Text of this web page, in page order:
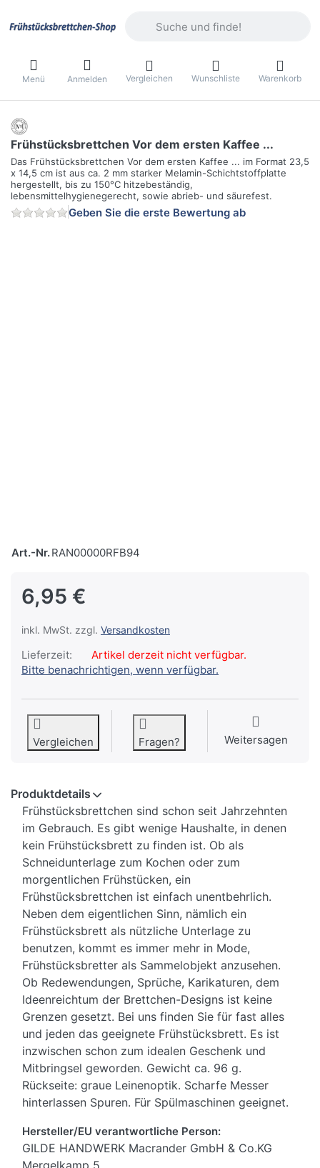
Menü Anmelden Vergleichen Wunschliste Warenkorb
Frühstücksbrettchen Vor dem ersten Kaffee ...
Das Frühstücksbrettchen Vor dem ersten Kaffee ... im Format 23,5
x 14,5 cm ist aus ca. 2 mm starker Melamin-Schichtstoffplatte
hergestellt, bis zu 150°C hitzebeständig,
lebensmittelhygienegerecht, sowie abrieb- und säurefest.
Geben Sie die erste Bewertung ab
Art.-Nr.RAN00000RFB94
6,95 €
inkl. MwSt. zzgl. Versandkosten
Lieferzeit:
Artikel derzeit nicht verfügbar.
Bitte benachrichtigen, wenn verfügbar.
Vergleichen Fragen? Weitersagen
Produktdetails
Frühstücksbrettchen sind schon seit Jahrzehnten
im Gebrauch. Es gibt wenige Haushalte, in denen
kein Frühstücksbrett zu finden ist. Ob als
Schneidunterlage zum Kochen oder zum
morgentlichen Frühstücken, ein
Frühstücksbrettchen ist einfach unentbehrlich.
Neben dem eigentlichen Sinn, nämlich ein
Frühstücksbrett als nützliche Unterlage zu
benutzen, kommt es immer mehr in Mode,
Frühstücksbretter als Sammelobjekt anzusehen.
Ob Redewendungen, Sprüche, Karikaturen, dem
Ideenreichtum der Brettchen-Designs ist keine
Grenzen gesetzt. Bei uns finden Sie für fast alles
und jeden das geeignete Frühstücksbrett. Es ist
inzwischen schon zum idealen Geschenk und
Mitbringsel geworden. Gewicht ca. 96 g.
Rückseite: graue Leinenoptik. Scharfe Messer
hinterlassen Spuren. Für Spülmaschinen geeignet.
Hersteller/EU verantwortliche Person:
GILDE HANDWERK Macrander GmbH & Co.KG